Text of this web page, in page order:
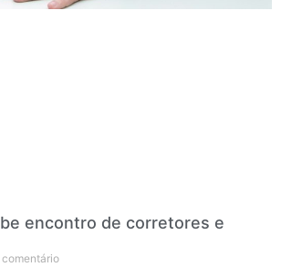
encontro de corretores e
comentário